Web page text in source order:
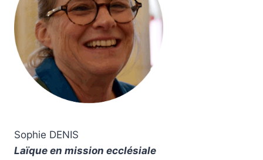
Sophie DENIS
Laïque en mission ecclésiale